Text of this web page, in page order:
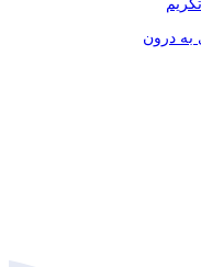
به درون